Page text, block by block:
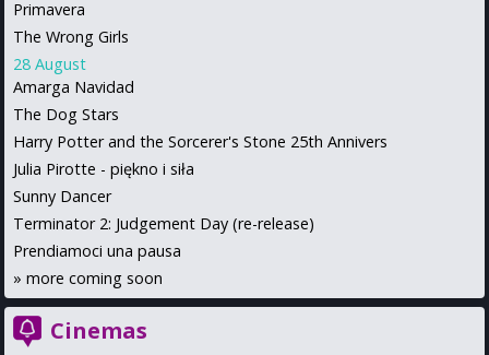
Primavera
The Wrong Girls
28 August
Amarga Navidad
The Dog Stars
Harry Potter and the Sorcerer's Stone 25th Annivers
Julia Pirotte - piękno i siła
Sunny Dancer
Terminator 2: Judgement Day (re-release)
Prendiamoci una pausa
» more coming soon
Cinemas